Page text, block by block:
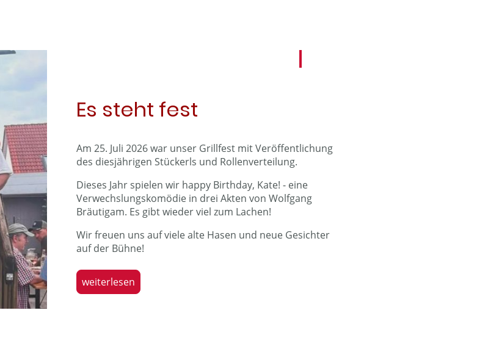
Es steht fest
Am 25. Juli 2026 war unser Grillfest mit Veröffentlichung
des diesjährigen Stückerls und Rollenverteilung.
Dieses Jahr spielen wir happy Birthday, Kate! - eine
Verwechslungskomödie in drei Akten von Wolfgang
Bräutigam. Es gibt wieder viel zum Lachen!
Wir freuen uns auf viele alte Hasen und neue Gesichter
auf der Bühne!
weiterlesen